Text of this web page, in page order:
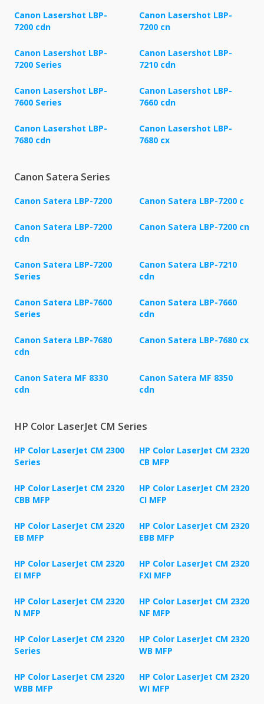
Canon Lasershot LBP-
7200 cdn
Canon Lasershot LBP-
7200 cn
Canon Lasershot LBP-
7200 Series
Canon Lasershot LBP-
7210 cdn
Canon Lasershot LBP-
7600 Series
Canon Lasershot LBP-
7660 cdn
Canon Lasershot LBP-
7680 cdn
Canon Lasershot LBP-
7680 cx
Canon Satera Series
Canon Satera LBP-7200 Canon Satera LBP-7200 c
Canon Satera LBP-7200
cdn
Canon Satera LBP-7200 cn
Canon Satera LBP-7200
Series
Canon Satera LBP-7210
cdn
Canon Satera LBP-7600
Series
Canon Satera LBP-7660
cdn
Canon Satera LBP-7680
cdn
Canon Satera LBP-7680 cx
Canon Satera MF 8330
cdn
Canon Satera MF 8350
cdn
HP Color LaserJet CM Series
HP Color LaserJet CM 2300
Series
HP Color LaserJet CM 2320
CB MFP
HP Color LaserJet CM 2320
CBB MFP
HP Color LaserJet CM 2320
CI MFP
HP Color LaserJet CM 2320
EB MFP
HP Color LaserJet CM 2320
EBB MFP
HP Color LaserJet CM 2320
EI MFP
HP Color LaserJet CM 2320
FXI MFP
HP Color LaserJet CM 2320
N MFP
HP Color LaserJet CM 2320
NF MFP
HP Color LaserJet CM 2320
Series
HP Color LaserJet CM 2320
WB MFP
HP Color LaserJet CM 2320
WBB MFP
HP Color LaserJet CM 2320
WI MFP